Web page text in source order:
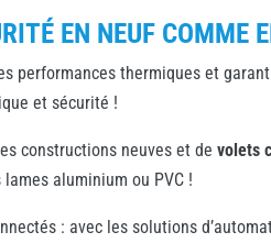
EN NEUF COMME
performances thermiques et
et sécurité !
constructions neuves et devolets
aluminium ou PVC !
: avec les solutions